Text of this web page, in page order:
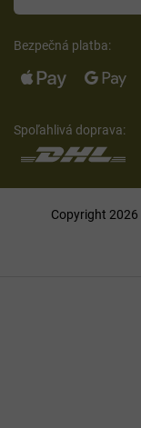
Bezpečná platba:
Spoľahlivá doprava:
Copyright 2026